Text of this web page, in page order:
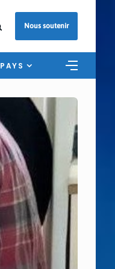
Nous soutenir
PAYS